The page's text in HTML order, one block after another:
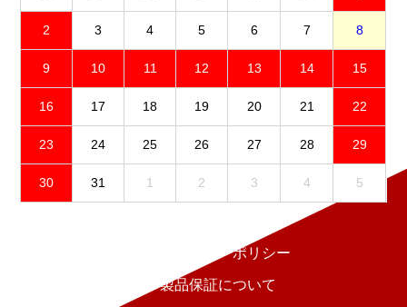
2 3 4 5 6 7 8
9 10 11 12 13 14 15
16 17 18 19 20 21 22
23 24 25 26 27 28 29
30 31 1 2 3 4 5
プライバシーポリシー
製品保証について